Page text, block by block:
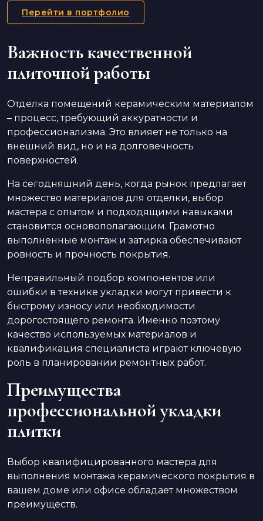
Перейти в портфолио
Важность качественной
плиточной работы
Отделка помещений керамическим материалом
– процесс, требующий аккуратности и
профессионализма. Это влияет не только на
внешний вид, но и на долговечность
поверхностей.
На сегодняшний день, когда рынок предлагает
множество материалов для отделки, выбор
мастера с опытом и подходящими навыками
становится основополагающим. Грамотно
выполненные монтаж и затирка обеспечивают
ровность и прочность покрытия.
Неправильный подбор компонентов или
ошибки в технике укладки могут привести к
быстрому износу или необходимости
дорогостоящего ремонта. Именно поэтому
качество используемых материалов и
квалификация специалиста играют ключевую
роль в планировании ремонтных работ.
Преимущества
профессиональной укладки
плитки
Выбор квалифицированного мастера для
выполнения монтажа керамического покрытия в
вашем доме или офисе обладает множеством
преимуществ.